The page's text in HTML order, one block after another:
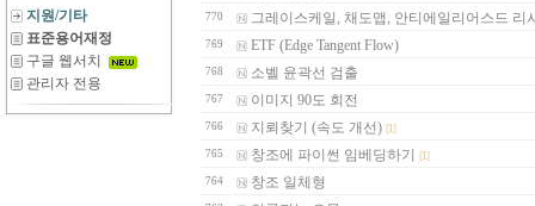
지원/기타
표준용어재정
구글 웹서치
관리자 전용
770 그레이스케일, 채도맵, 안티에일리어스드 리
769 ETF (Edge Tangent Flow)
768 소벨 윤곽선 검출
767 이미지 90도 회전
766 지뢰찾기 (속도 개선) [1]
765 창조에 파이썬 임베딩하기 [1]
764 창조 일체형